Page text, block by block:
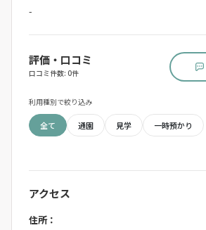
-
評価・口コミ
口コミ件数: 0件
利用種別で絞り込み
全て 通園 見学 一時預かり
アクセス
住所：